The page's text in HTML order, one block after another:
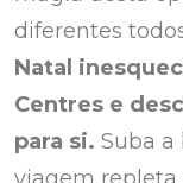
diferentes
Natal
Centres e
para si. Suba